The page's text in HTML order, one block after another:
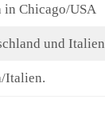
Chicago/USA
und Italien
Italien.